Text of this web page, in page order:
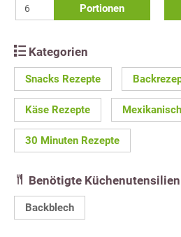
Portionen
Kategorien
Snacks Rezepte
Käse Rezepte
30 Minuten Rezepte
Benötigte Küchenutensilien
Backblech